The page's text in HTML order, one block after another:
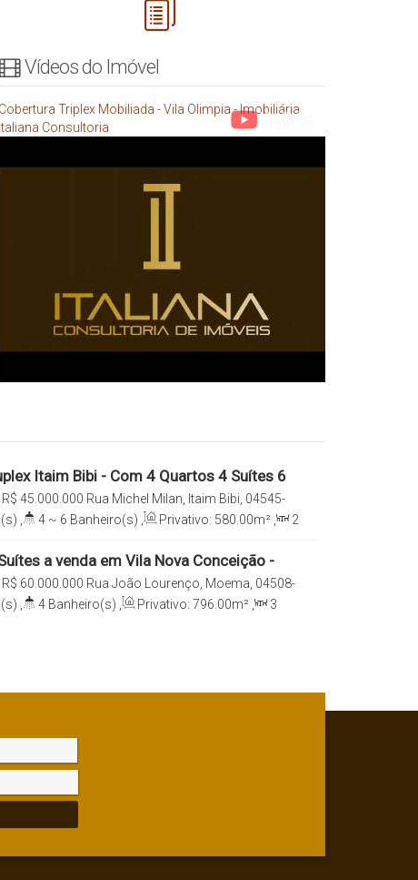
Vídeos do Imóvel
Cobertura Triplex Mobiliada - Vila Olimpia - Imobiliária
Italiana Consultoria
Itaim Bibi - Com 4 Quartos 4 Suítes 6
R$ 45.000.000 Rua Michel Milan, Itaim Bibi, 04545-
São Paulo, São Paulo, Brasil
4 ~ 6 Banheiro(s) Privativo: 580 .00m²
2
a venda em Vila Nova Conceição -
R$ 60.000.000 Rua João Lourenço, Moema, 04508-
São Paulo, São Paulo, Brasil
4 Banheiro(s) Privativo: 796 .00m²
3